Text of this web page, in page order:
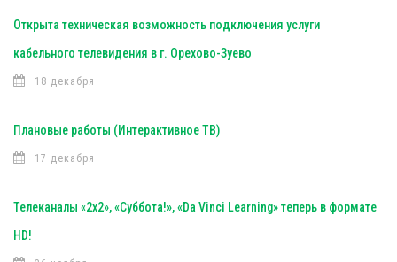
Открыта техническая возможность подключения услуги
кабельного телевидения в г. Орехово-Зуево
18 декабря
Плановые работы (Интерактивное ТВ)
17 декабря
Телеканалы «2х2», «Суббота!», «Da Vinci Learning» теперь в формате
HD!